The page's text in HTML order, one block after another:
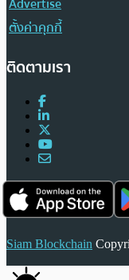
ตั้งค่าคุกกี้
ติดตามเรา
Siam Blockchain